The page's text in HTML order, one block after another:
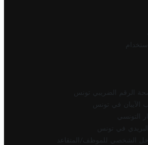
الرقم الضريبي تونس
في تونس
التونسي
في تونس
الشخصي للموظف/المتقاعد